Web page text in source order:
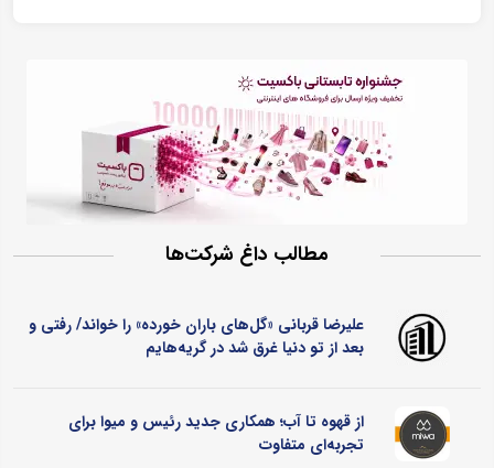
مطالب داغ شرکت‌ها
علیرضا قربانی «گل‌های باران خورده» را خواند/ رفتی و
بعد از تو دنیا غرق شد در گریه‌هایم
از قهوه تا آب؛ همکاری جدید رئیس و میوا برای
تجربه‌ای متفاوت